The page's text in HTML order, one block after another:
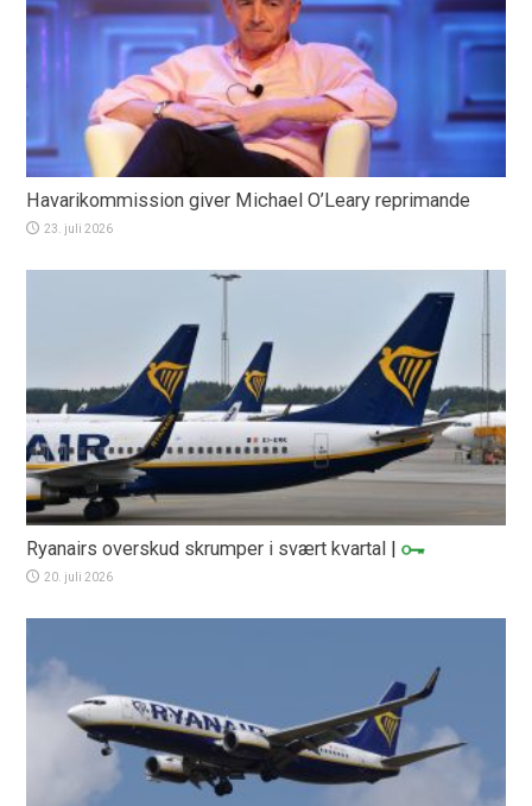
Havarikommission giver Michael O’Leary reprimande
23. juli 2026
Ryanairs overskud skrumper i svært kvartal |
20. juli 2026